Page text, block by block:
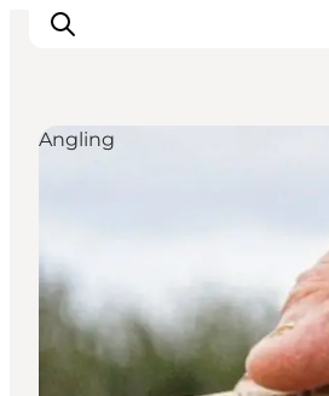
Quoi faire
Hébergements
Planifiez votre voyage
Angling